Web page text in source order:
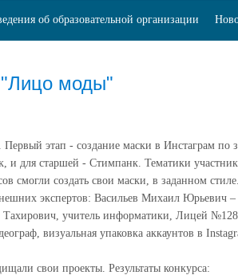
"Лицо моды"
Первый этап - создание маски в Инстаграм по
и для старшей - Стимпанк. Тематики
смогли создать свои маски, в заданном
экспертов: Васильев Михаил Юрьевич –
Тахирович, учитель информатики, Лицей
визуальная упаковка аккаунтов в
свои проекты. Результаты конкурса:
об образовательной организации